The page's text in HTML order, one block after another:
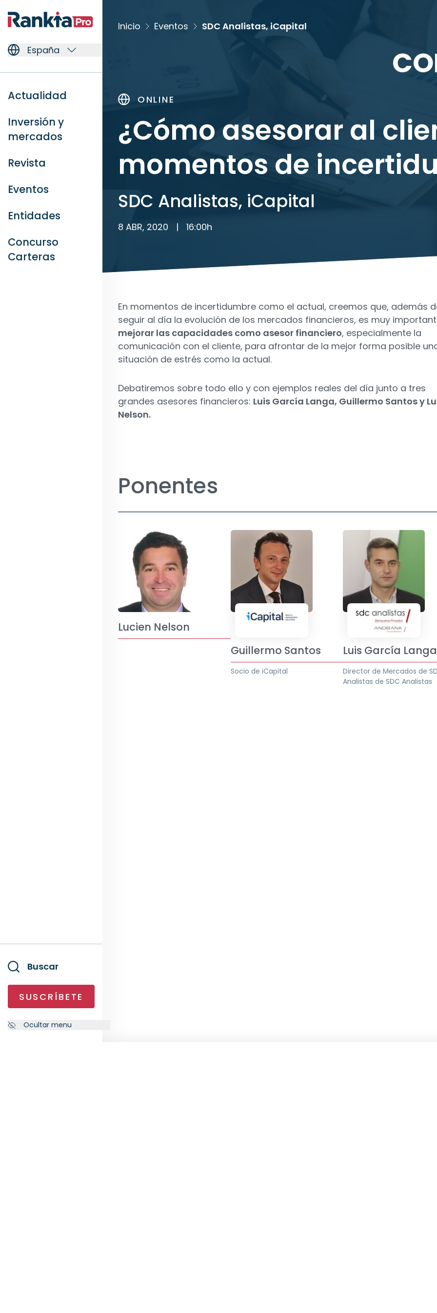
España
Actualidad
Inversión y
mercados
Revista
Eventos
Entidades
Concurso
Carteras
Buscar
SUSCRÍBETE
Ocultar menu
Inicio Eventos SDC Analistas, iCapital
ONLINE
¿Cómo asesorar al
momentos de
SDC Analistas, iCapital
8 ABR, 2020 | 16:00h
En momentos de incertidumbre como el actual, creemos que, además
seguir al día la evolución de los mercados financieros, es muy
mejorar las capacidades como asesor financiero, especialmente la
comunicación con el cliente, para afrontar de la mejor forma posible
situación de estrés como la actual.
Debatiremos sobre todo ello y con ejemplos reales del día junto a tres
grandes asesores financieros: Luis García Langa, Guillermo Santos y
Nelson.
Ponentes
Lucien Nelson
Guillermo Santos
Socio de iCapital
Luis García Langa
Director de Mercados de
Analistas de SDC Analistas